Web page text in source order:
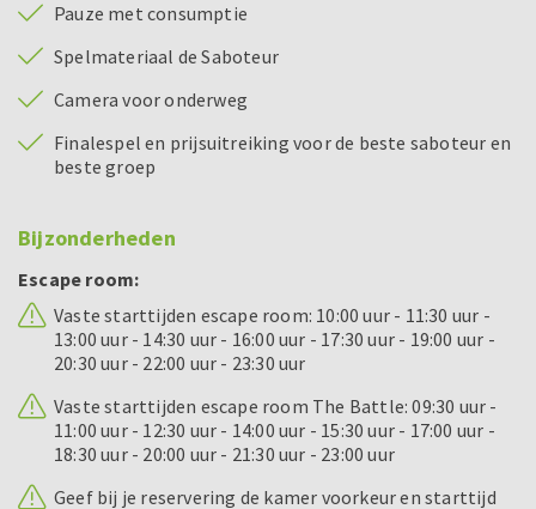
Pauze met consumptie
Spelmateriaal de Saboteur
Camera voor onderweg
Finalespel en prijsuitreiking voor de beste saboteur en
beste groep
Bijzonderheden
Escape room:
Vaste starttijden escape room: 10:00 uur - 11:30 uur -
13:00 uur - 14:30 uur - 16:00 uur - 17:30 uur - 19:00 uur -
20:30 uur - 22:00 uur - 23:30 uur
Vaste starttijden escape room The Battle: 09:30 uur -
11:00 uur - 12:30 uur - 14:00 uur - 15:30 uur - 17:00 uur -
18:30 uur - 20:00 uur - 21:30 uur - 23:00 uur
Geef bij je reservering de kamer voorkeur en starttijd